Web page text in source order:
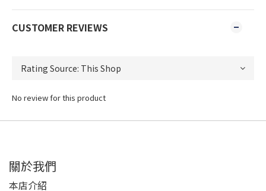
CUSTOMER REVIEWS
No review for this product
關於我們
本店介紹